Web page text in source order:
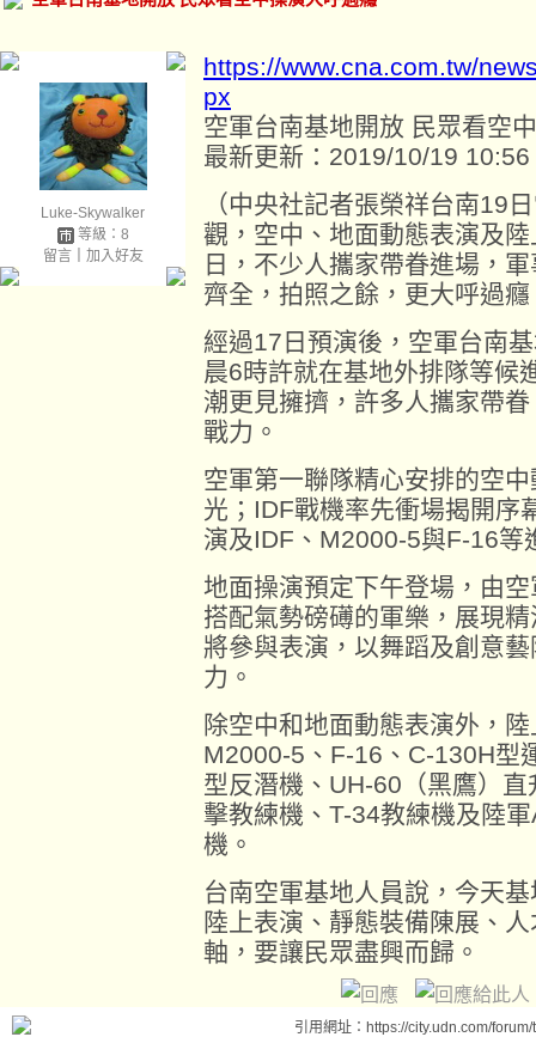
Luke-Skywalker
等級：8
留言｜ 加入好友
https://www.cna.com.tw/
px
空軍台南基地開放 民眾看空
最新更新：2019/10/19 10:56
（中央社記者張榮祥台南19
觀，空中、地面動態表演及
日，不少人攜家帶眷進場，
齊全，拍照之餘，更大呼過癮
經過17日預演後，空軍台南
晨6時許就在基地外排隊等候
潮更見擁擠，許多人攜家帶
戰力。
空軍第一聯隊精心安排的空
光；IDF戰機率先衝場揭開序
演及IDF、M2000-5與F-16等
地面操演預定下午登場，由
搭配氣勢磅礡的軍樂，展現
將參與表演，以舞蹈及創意
力。
除空中和地面動態表演外，
M2000-5、F-16、C-130H型
型反潛機、UH-60（黑鷹）
擊教練機、T-34教練機及陸
機。
台南空軍基地人員說，今天
陸上表演、靜態裝備陳展、
軸，要讓民眾盡興而歸。
引用網址：https://city.udn.com/